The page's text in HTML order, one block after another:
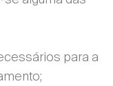
para a